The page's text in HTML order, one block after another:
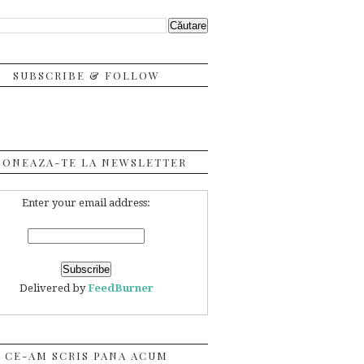
SUBSCRIBE & FOLLOW
TE LA NEWSLETTER
Enter your email address:
Delivered byFeedBurner
CE-AM SCRIS PANA ACUM